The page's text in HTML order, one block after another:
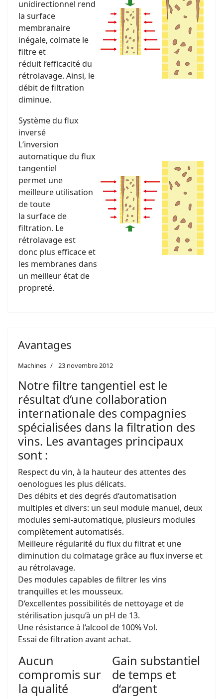
unidirectionnel rend
la surface
membranaire
inégale, colmate le
filtre et
réduit l‘efficacité du
rétrolavage. Ainsi, le
débit de filtration
diminue.
Système du flux
inversé
L‘inversion
automatique du flux
tangentiel
permet une
meilleure utilisation
de toute
la surface de
filtration. Le
rétrolavage est
donc plus efficace et
les membranes dans
un meilleur état de
propreté.
Avantages
Machines 23 novembre 2012
Notre filtre tangentiel est le
résultat d‘une collaboration
internationale des compagnies
spécialisées dans la filtration des
vins. Les avantages principaux
sont :
Respect du vin, à la hauteur des attentes des
oenologues les plus délicats.
Des débits et des degrés d‘automatisation
multiples et divers: un seul module manuel, deux
modules semi-automatique, plusieurs modules
complètement automatisés.
Meilleure régularité du flux du filtrat et une
diminution du colmatage grâce au flux inverse et
au rétrolavage.
Des modules capables de filtrer les vins
tranquilles et les mousseux.
D‘excellentes possibilités de nettoyage et de
stérilisation jusqu‘à un pH de 13.
Une résistance à l‘alcool de 100% Vol.
Essai de filtration avant achat.
Aucun
compromis sur
la qualité
Gain substantiel
de temps et
d‘argent